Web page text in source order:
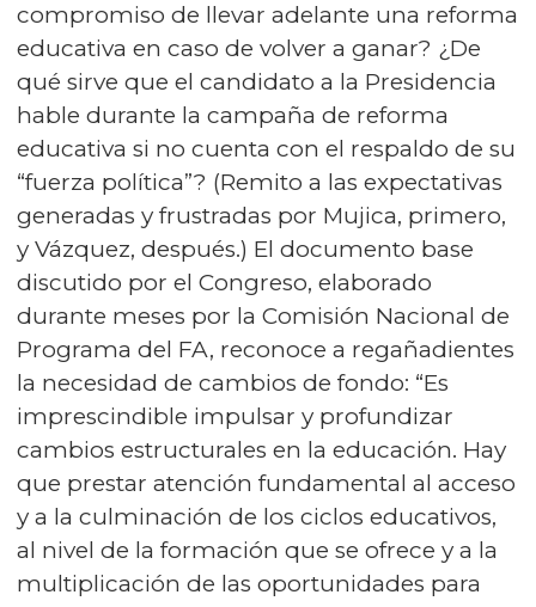
compromiso de llevar adelante una reforma
educativa en caso de volver a ganar? ¿De
qué sirve que el candidato a la Presidencia
hable durante la campaña de reforma
educativa si no cuenta con el respaldo de su
“fuerza política”? (Remito a las expectativas
generadas y frustradas por Mujica, primero,
y Vázquez, después.) El documento base
discutido por el Congreso, elaborado
durante meses por la Comisión Nacional de
Programa del FA, reconoce a regañadientes
la necesidad de cambios de fondo: “Es
imprescindible impulsar y profundizar
cambios estructurales en la educación. Hay
que prestar atención fundamental al acceso
y a la culminación de los ciclos educativos,
al nivel de la formación que se ofrece y a la
multiplicación de las oportunidades para